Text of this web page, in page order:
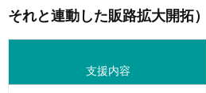
それと連動した販路拡大開拓）
支援内容